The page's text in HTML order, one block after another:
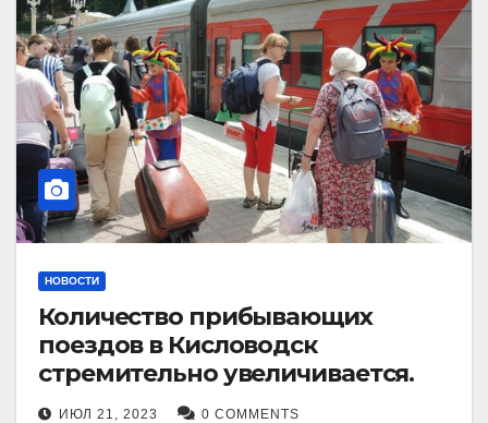
НОВОСТИ
Количество прибывающих
поездов в Кисловодск
стремительно увеличивается.
ИЮЛ 21, 2023 0 COMMENTS